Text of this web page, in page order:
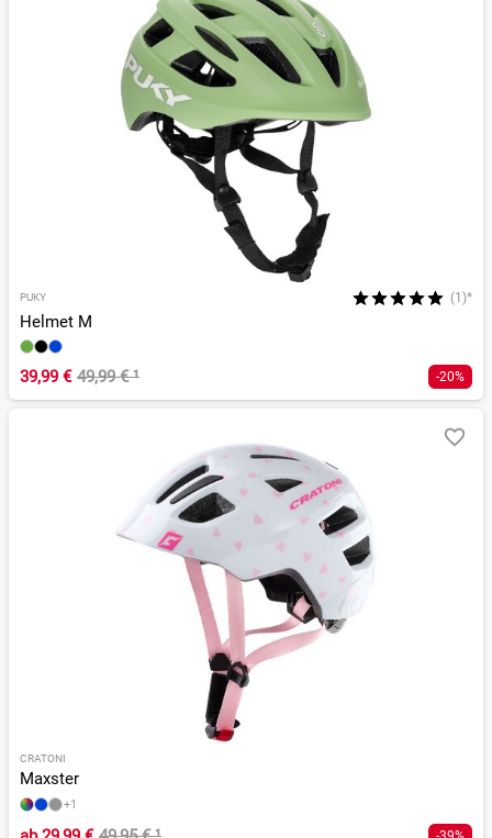
PUKY (1)*
Helmet M
39,99 € 49,99 €¹ -20%
CRATONI
Maxster
+1